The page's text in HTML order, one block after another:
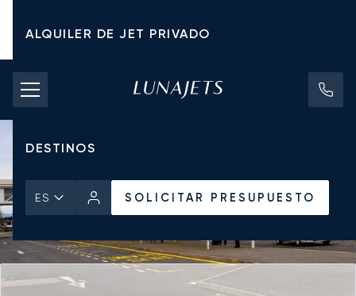
ALQUILER DE JET PRIVADO
TARIFAS DE CHÁRTER
JETS PRIVADOS
DESTINOS
ES SOLICITAR PRESUPUESTO